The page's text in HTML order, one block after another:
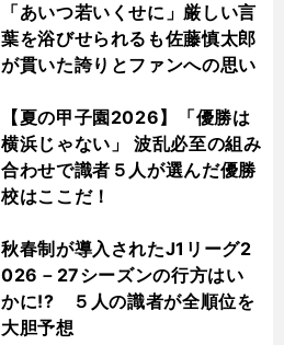
「あいつ若いくせに」厳しい言
葉を浴びせられるも佐藤慎太郎
が貫いた誇りとファンへの思い
【夏の甲子園2026】「優勝は
横浜じゃない」 波乱必至の組み
合わせで識者５人が選んだ優勝
校はここだ！
秋春制が導入されたJ1リーグ2
026－27シーズンの行方はい
かに!? ５人の識者が全順位を
大胆予想